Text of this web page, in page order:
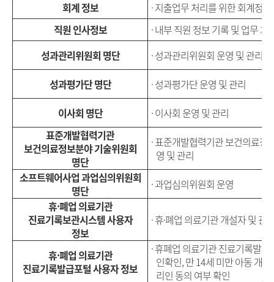
회계 정보
· 지출업무 처리를 위한 회계정
직원 인사정보
· 내부 직원 정보 기록 및 업무 처
성과관리위원회 명단
·성과관리위원회 운영 및 관리
성과평가단 명단
·성과평가단 운영 및 관리
이사회 명단
·이사회 운영 및 관리
표준개발협력기관
보건의료정보분야 기술위원회
명단
· 표준개발협력기관 보건의료정
영 및 관리
소프트웨어사업 과업심의위원회
명단
· 과업심의위원회 운영
휴·폐업 의료기관
진료기록보관시스템 사용자
정보
·휴·폐업 의료기관 개설자 및 관
휴·폐업 의료기관
진료기록발급포털 사용자 정보
·휴폐업 의료기관 진료기록발급
인확인, 만 14세 미만 아동 개
리인 동의 여부 확인